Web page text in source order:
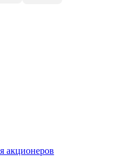
акционеров